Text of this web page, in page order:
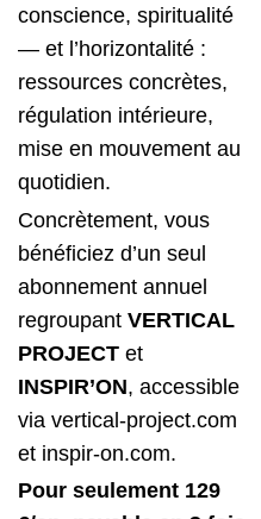
conscience, spiritualité
— et l’horizontalité :
ressources concrètes,
régulation intérieure,
mise en mouvement au
quotidien.
Concrètement, vous
bénéficiez d’un seul
abonnement annuel
regroupant VERTICAL
PROJECTet
INSPIR’ON, accessible
via vertical-project.com
et inspir-on.com.
Pour seulement 129